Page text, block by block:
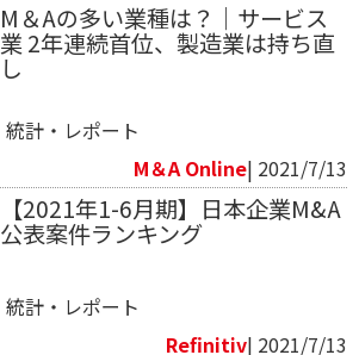
M＆Aの多い業種は？｜サービス
業 2年連続首位、製造業は持ち直
し
統計・レポート
M＆A Online| 2021/7/13
【2021年1-6月期】日本企業M&A
公表案件ランキング
統計・レポート
Refinitiv​| 2021/7/13